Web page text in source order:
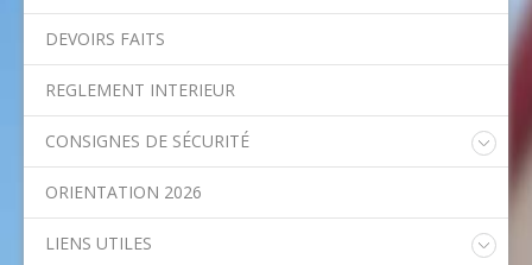
DEVOIRS FAITS
REGLEMENT INTERIEUR
CONSIGNES DE SÉCURITÉ
ORIENTATION 2026
LIENS UTILES